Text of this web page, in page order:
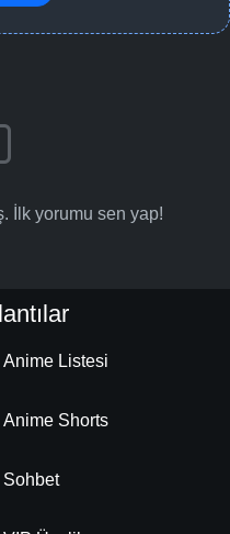
İlk yorumu sen yap!
Anime Listesi
Anime Shorts
Sohbet